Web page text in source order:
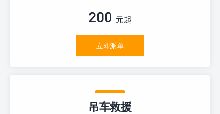
200 元起
立即派单
吊车救援